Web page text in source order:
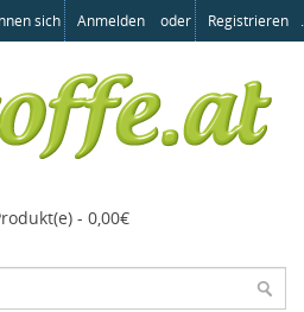
sich Anmelden oder Registrieren .
- 0,00€